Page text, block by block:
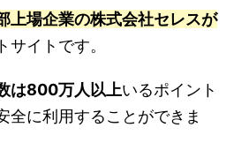
上場企業の株式会社セレスが
サイトです。
は800万人以上いるポイント
全に利用することができま